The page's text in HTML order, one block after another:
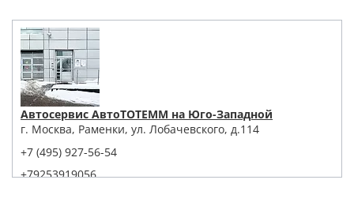
Автосервис АвтоТОТЕММ на Юго-Западной
г. Москва, Раменки, ул. Лобачевского, д.114
+7 (495) 927-56-54
+79253919056